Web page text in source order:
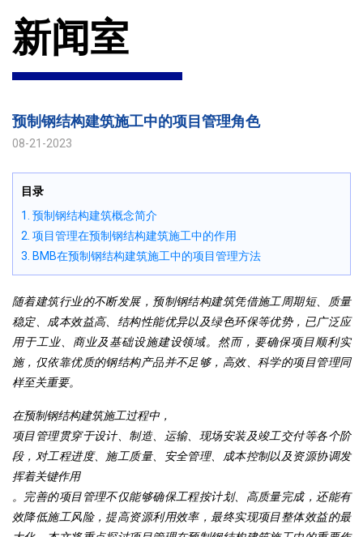
新闻室
预制钢结构建筑施工中的项目管理角色
08-21-2023
目录
1. 预制钢结构建筑概念简介
2. 项目管理在预制钢结构建筑施工中的作用
3. BMB在预制钢结构建筑施工中的项目管理方法
随着建筑行业的不断发展，预制钢结构建筑凭借施工周期短、质量
稳定、成本效益高、结构性能优异以及绿色环保等优势，已广泛应
用于工业、商业及基础设施建设领域。然而，要确保项目顺利实
施，仅依靠优质的钢结构产品并不足够，高效、科学的项目管理同
样至关重要。
在预制钢结构建筑施工过程中，
项目管理贯穿于设计、制造、运输、现场安装及竣工交付等各个阶
段，对工程进度、施工质量、安全管理、成本控制以及资源协调发
挥着关键作用
。完善的项目管理不仅能够确保工程按计划、高质量完成，还能有
效降低施工风险，提高资源利用效率，最终实现项目整体效益的最